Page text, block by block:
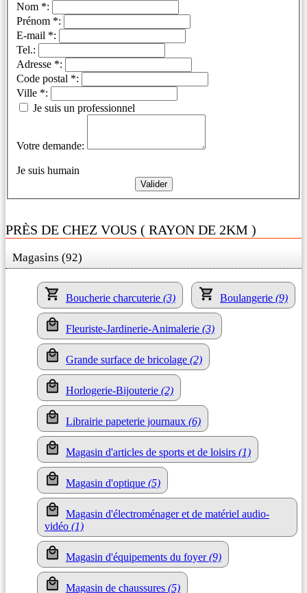
Nom *:
Prénom *:
E-mail *:
Tel.:
Adresse *:
Code postal *:
Ville *:
Je suis un professionnel
Votre demande:
Je suis humain
PRÈS DE CHEZ VOUS ( RAYON DE 2KM )
Magasins (92)
Boucherie charcuterie (3) Boulangerie (9)
Fleuriste-Jardinerie-Animalerie (3)
Grande surface de bricolage (2)
Horlogerie-Bijouterie (2)
Librairie papeterie journaux (6)
Magasin d'articles de sports et de loisirs (1)
Magasin d'optique (5)
Magasin d'électroménager et de matériel audio-
vidéo (1)
Magasin d'équipements du foyer(9)
Magasin de chaussures (5)